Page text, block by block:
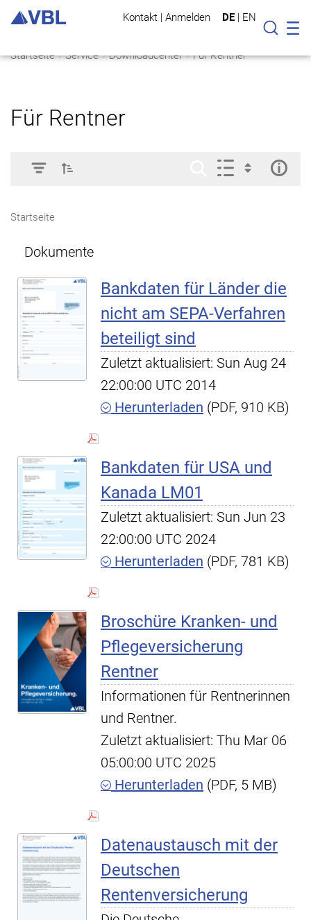
Kontakt | Anmelden DE | EN
Suche
Startseite Service Downloadcenter Für Rentner
Für Rentner
Startseite
Dokumente
Bankdaten für Länder die
nicht am SEPA-Verfahren
beteiligt sind
Zuletzt aktualisiert: Sun Aug 24
22:00:00 UTC 2014
Herunterladen (PDF, 910 KB)
Bankdaten für USA und
Kanada LM01
Zuletzt aktualisiert: Sun Jun 23
22:00:00 UTC 2024
Herunterladen (PDF, 781 KB)
Broschüre Kranken- und
Pflegeversicherung
Rentner
Informationen für Rentnerinnen
und Rentner.
Zuletzt aktualisiert: Thu Mar 06
05:00:00 UTC 2025
Herunterladen (PDF, 5 MB)
Datenaustausch mit der
Deutschen
Rentenversicherung